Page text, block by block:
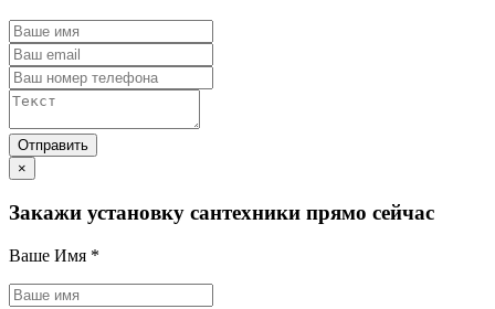
×
Закажи установку сантехники прямо сейчас
Ваше Имя *